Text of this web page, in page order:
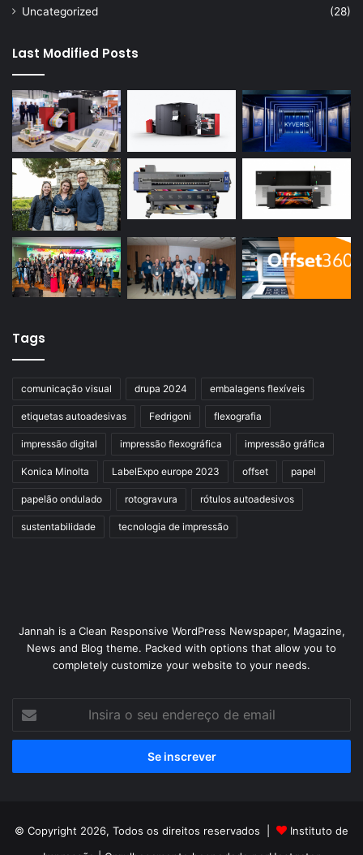
Uncategorized
(28)
Last Modified Posts
Tags
comunicação visual drupa 2024 embalagens flexíveis
etiquetas autoadesivas Fedrigoni flexografia
impressão digital impressão flexográfica impressão gráfica
Konica Minolta LabelExpo europe 2023 offset papel
papelão ondulado rotogravura rótulos autoadesivos
sustentabilidade tecnologia de impressão
Jannah is a Clean Responsive WordPress Newspaper, Magazine,
News and Blog theme. Packed with options that allow you to
completely customize your website to your needs.
seu
de
© Copyright 2026, Todos os direitos reservados |
Instituto de